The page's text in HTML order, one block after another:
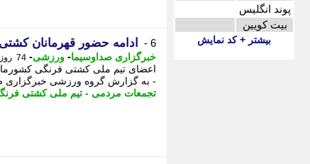
پوند انگلیس
بیت کویین
بیشتر + کد نمایش 6 - ادامه حضور قهرمانان
خبرگزاری صداوسیما- ورزشی- 74 روز پیش - یکشنبه 3 خرداد 1405، 22:55
اعضای تیم ملی کشتی فرنگی
- به گزارش گروه ورزشی خبرگزاری
تجمعات مردمی - تیم ملی کشتی